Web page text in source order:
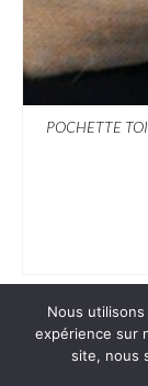
POCHETTE
Mentions légales
Nous
expérience sur
site, nous